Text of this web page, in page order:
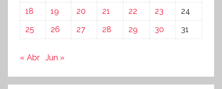
18
19 20 21 22 23
24
25
26 27 28 29 30 31
« Abr Jun »